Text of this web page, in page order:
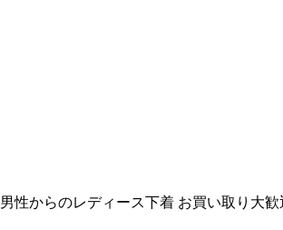
男性からのレディース下着 お買い取り大歓